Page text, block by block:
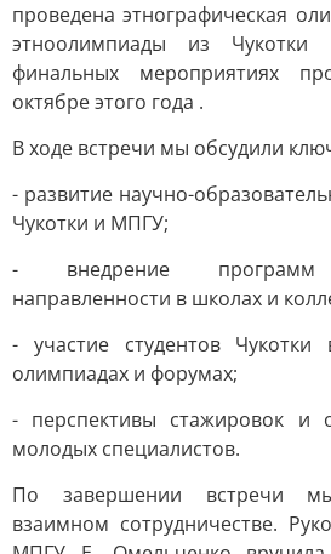
проведена этнографическая
этноолимпиады из
финальных мероприятиях
октябре этого года .
В ходе встречи мы обсудили
- развитие научно-
Чукотки и МПГУ;
- внедрение программ
направленности в школах и
- участие студентов Чукотки
олимпиадах и форумах;
- перспективы стажировок и
молодых специалистов.
По завершении встречи
взаимном сотрудничестве.